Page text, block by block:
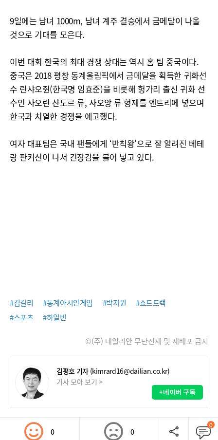
9일에는 남녀 1000m, 남녀 계주 결승에서 금메달이 나올
것으로 기대를 모은다.
이번 대회 한국의 최대 경쟁 상대는 역시 홈 팀 중국이다.
중국은 2018 평창 동계올림픽에서 금메달을 획득한 귀화선
수 린샤오쥔(한국명 임효준)을 비롯해 헝가리 출신 귀화 선
수인 사오린 샨도르 류, 사오앙 류 형제를 엔트리에 넣으며
한국과 치열한 경쟁을 예고했다.
여자 대표팀은 국내 팬들에게 ‘반칙왕’으로 잘 알려진 베테
랑 판커신이 나서 긴장감을 불어 넣고 있다.
#김길리 #동계아시안게임 #박지원
#쇼트트랙
#스포츠
#하얼빈
©(주) 데일리안 무단전재 및 재배포 금지
김평호 기자 (kimrard16@dailian.co.kr)
기사 모아 보기 >
+네이버 구독
0 0
0